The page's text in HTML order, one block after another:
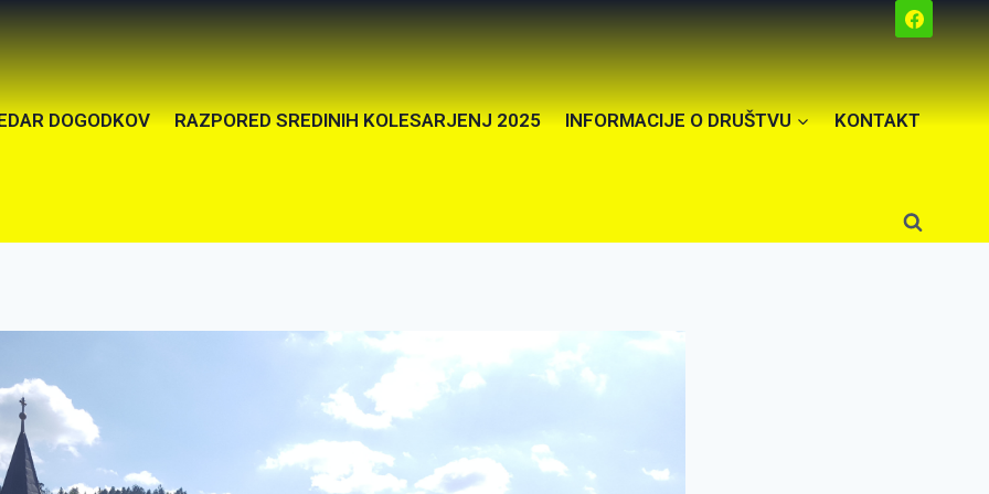
DOGODKOV RAZPORED SREDINIH KOLESARJENJ 2025 INFORMACIJE O DRUŠTVU KONTAKT